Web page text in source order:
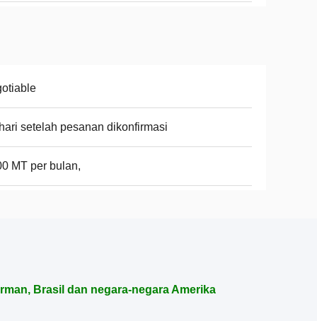
setelah pesanan dikonfirmasi
MT per bulan,
Brasil dan negara-negara Amerika